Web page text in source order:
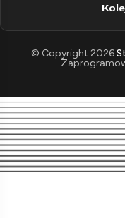
© Copyright 2026